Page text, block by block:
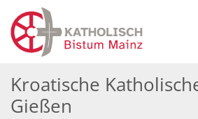
Zum Inhalt springen
Kroatische
Gießen